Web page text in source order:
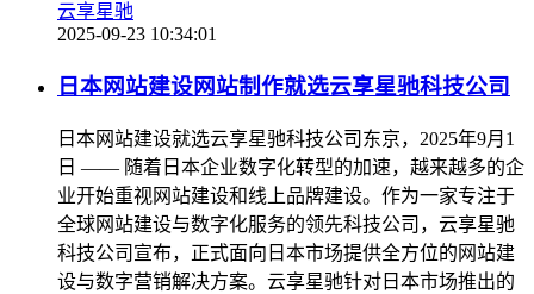
云享星驰
2025-09-23 10:34:01
日本网站建设网站制作就选云享星驰科技公司
日本网站建设就选云享星驰科技公司东京，2025年9月1
日 —— 随着日本企业数字化转型的加速，越来越多的企
业开始重视网站建设和线上品牌建设。作为一家专注于
全球网站建设与数字化服务的领先科技公司，云享星驰
科技公司宣布，正式面向日本市场提供全方位的网站建
设与数字营销解决方案。云享星驰针对日本市场推出的